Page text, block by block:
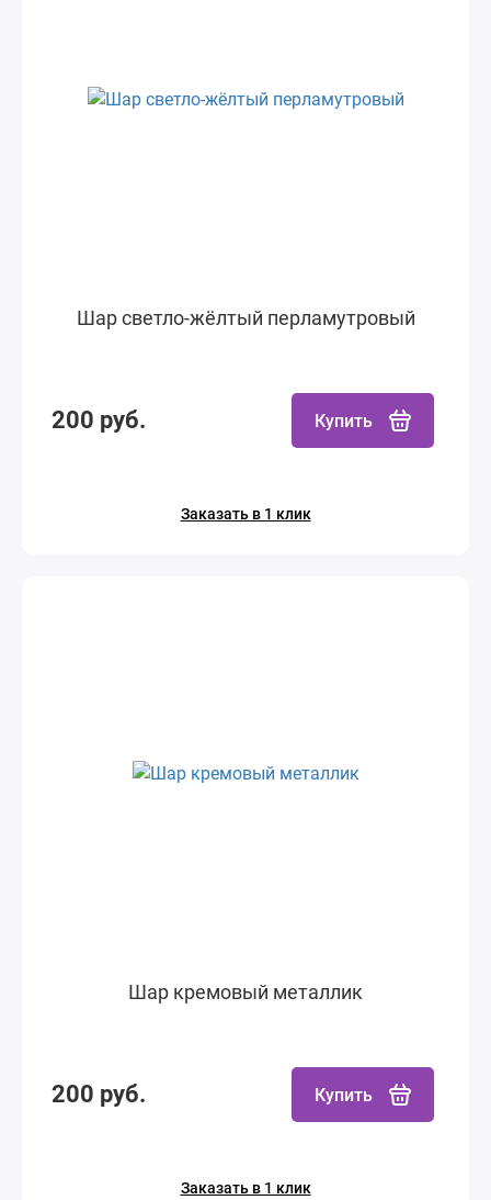
Шар светло-жёлтый перламутровый
200 руб. Купить
Заказать в 1 клик
Шар кремовый металлик
200 руб. Купить
Заказать в 1 клик